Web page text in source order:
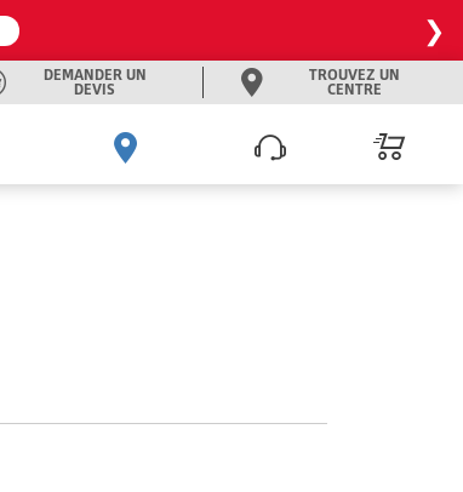
❯
TROUVEZ UN
CENTRE
DEMANDER UN
DEVIS